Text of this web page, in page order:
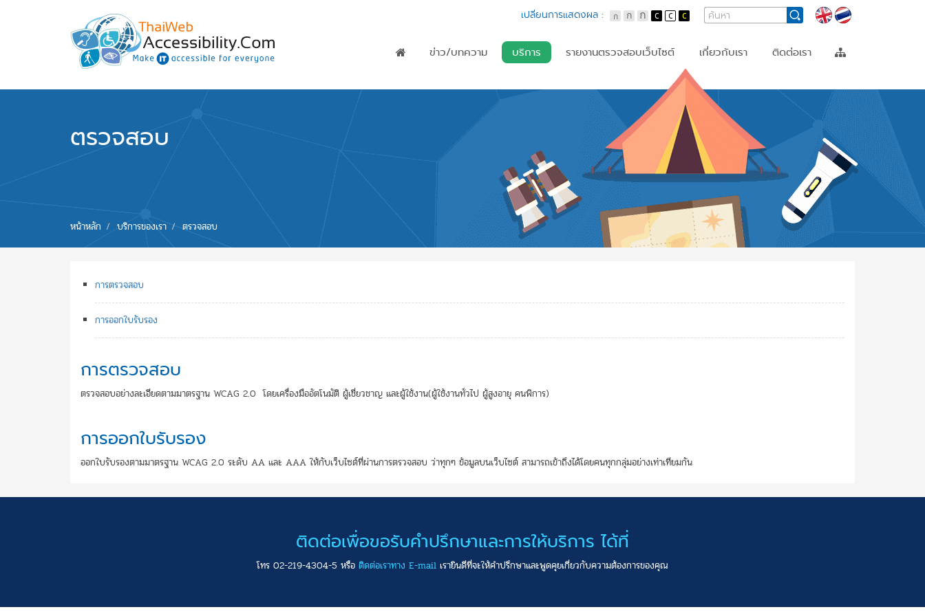
พัฒนาเว็บไซต์ที่ทุกคนเข้าถึงได้ที่แรก
Form
เปลี่ยนการแสดงผล :
ข่าว/บทความ บริการ รายงานตรวจสอบเว็บไซต์ เกี่ยวกับเรา ติดต่อเรา
You are here
หน้าหลัก บริการของเรา ตรวจสอบ
ตรวจสอบ
การตรวจสอบ
การออกใบรับรอง
การตรวจสอบ
ตรวจสอบอย่างละเอียดตามมาตรฐาน WCAG 2.0 โดยเครื่องมืออัตโนมัติ ผู้เชี่ยวชาญ และผู้ใช้งาน(ผู้ใช้งานทั่วไป ผู้สูงอายุ คนพิการ)
การออกใบรับรอง
ออกใบรับรองตามมาตรฐาน WCAG 2.0 ระดับ AA และ AAA ให้กับเว็บไซต์ที่ผ่านการตรวจสอบ ว่าทุกๆ ข้อมูลบนเว็บไซต์ สามารถเข้าถึงได้โดยคนทุกกลุ่มอย่างเท่าเทียมกัน
ติดต่อเพื่อขอรับคำปรึกษาและการให้บริการ ได้ที่
โทร 02-219-4304-5 หรือ ติดต่อเราทาง E-mail เรายินดีที่จะให้คำปรึกษาและพูดคุยเกี่ยวกับความต้องการของคุณ